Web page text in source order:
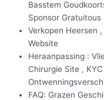
Basstem
Sponsor Gratuitous
Verkopen Heersen
Website
Heraanpassing :
Chirurgie Site ,
FAQ: Grazen